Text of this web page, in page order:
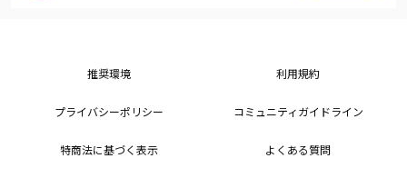
推奨環境 利用規約
プライバシーポリシー コミュニティガイドライン
特商法に基づく表示 よくある質問